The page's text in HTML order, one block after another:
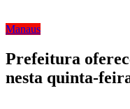
Manaus
Prefeitura
nesta quinta-